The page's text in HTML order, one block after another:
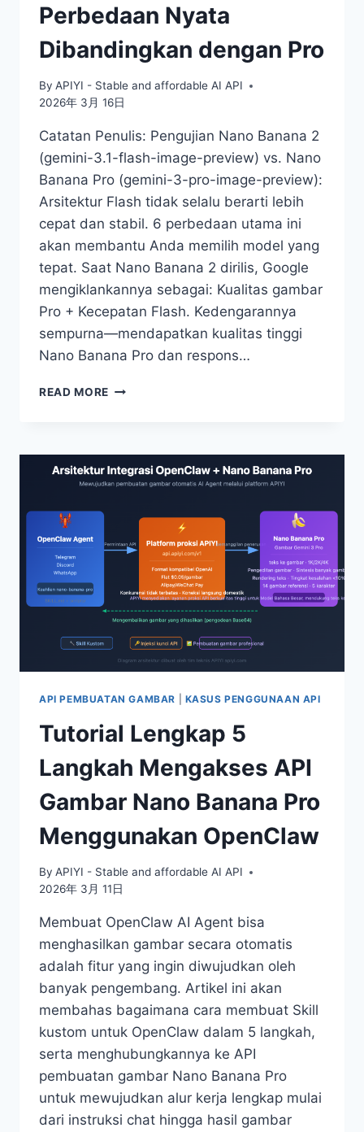
Perbedaan Nyata
Dibandingkan dengan Pro
By APIYI - Stable and affordable AI API
2026年 3月 16日
Catatan Penulis: Pengujian Nano Banana 2
(gemini-3.1-flash-image-preview) vs. Nano
Banana Pro (gemini-3-pro-image-preview):
Arsitektur Flash tidak selalu berarti lebih
cepat dan stabil. 6 perbedaan utama ini
akan membantu Anda memilih model yang
tepat. Saat Nano Banana 2 dirilis, Google
mengiklankannya sebagai: Kualitas gambar
Pro + Kecepatan Flash. Kedengarannya
sempurna—mendapatkan kualitas tinggi
Nano Banana Pro dan respons…
READ MORE NANO
SECEPAT
YANG
DIBAYANGKAN?
PERBEDAAN
NYATA
DIBANDINGKAN
DENGAN
PRO
API PEMBUATAN GAMBAR KASUS PENGGUNAAN API
Tutorial Lengkap 5
Langkah Mengakses API
Gambar Nano Banana Pro
Menggunakan OpenClaw
By APIYI - Stable and affordable AI API
2026年 3月 11日
Membuat OpenClaw AI Agent bisa
menghasilkan gambar secara otomatis
adalah fitur yang ingin diwujudkan oleh
banyak pengembang. Artikel ini akan
membahas bagaimana cara membuat Skill
kustom untuk OpenClaw dalam 5 langkah,
serta menghubungkannya ke API
pembuatan gambar Nano Banana Pro
untuk mewujudkan alur kerja lengkap mulai
dari instruksi chat hingga hasil gambar